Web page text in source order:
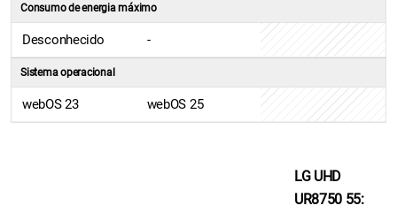
Consumo de energia máximo
Desconhecido -
Sistema operacional
webOS 23 webOS 25
LG UHD
UR8750 55: